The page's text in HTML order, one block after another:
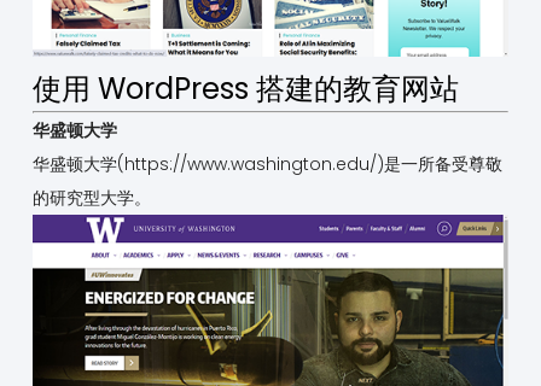
使用 WordPress 搭建的教育网站
华盛顿大学
华盛顿大学(https://www.washington.edu/)是一所备受尊敬
的研究型大学。